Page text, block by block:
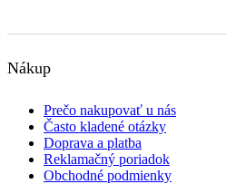
Nákup
Prečo nakupovať u nás
Často kladené otázky
Doprava a platba
Reklamačný poriadok
Obchodné podmienky